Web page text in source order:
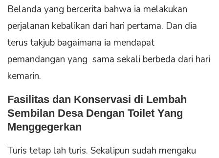
Belanda yang bercerita bahwa ia melakukan
perjalanan kebalikan dari hari pertama. Dan dia
terus takjub bagaimana ia mendapat
pemandangan yang sama sekali berbeda dari hari
kemarin.
Fasilitas dan Konservasi di Lembah
Sembilan DesaDengan Toilet Yang
Menggegerkan
Turis tetap lah turis. Sekalipun sudah mengaku